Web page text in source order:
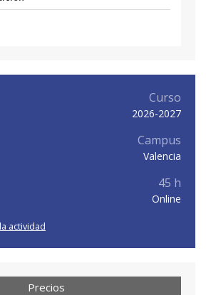
Curso
2026-2027
Campus
Valencia
45 h
Online
actividad
Precios